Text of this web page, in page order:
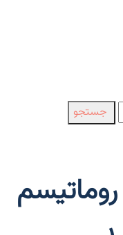
جستجو